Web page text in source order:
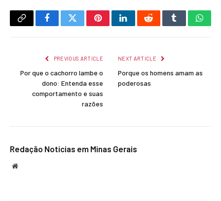
Copy
FacebookTwitterPinterestLinkedInRedditTumblr
PREVIOUS ARTICLE
Por que o cachorro lambe o
dono: Entenda esse
comportamento e suas
razões
NEXT ARTICLE
Porque os homens amam as
poderosas
Redação Notícias em Minas Gerais
Website